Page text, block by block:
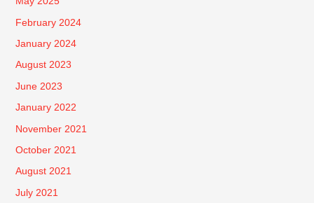
February 2024
January 2024
August 2023
June 2023
January 2022
November 2021
October 2021
August 2021
July 2021